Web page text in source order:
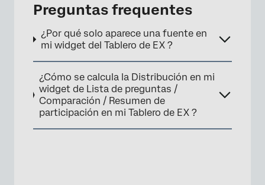
Preguntas frequentes
¿Por qué solo aparece una fuente en
mi widget del Tablero de EX ?
¿Cómo se calcula la Distribución en mi
widget de Lista de preguntas /
Comparación / Resumen de
participación en mi Tablero de EX ?